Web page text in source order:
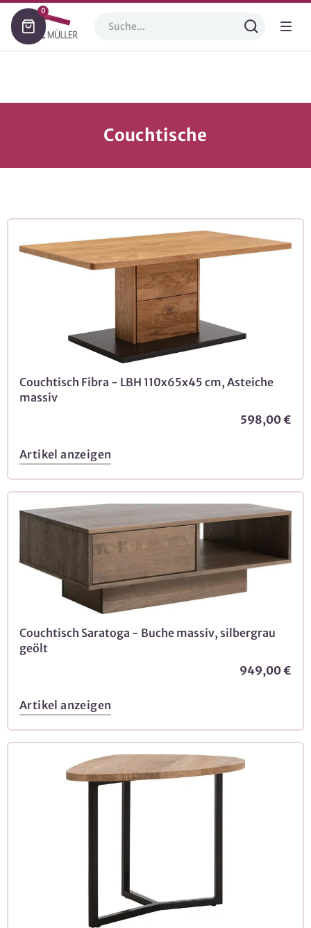
0
Couchtische
Couchtisch Fibra - LBH 110x65x45 cm, Asteiche
massiv
598,00 €
Artikel anzeigen
Couchtisch Saratoga - Buche massiv, silbergrau
geölt
949,00 €
Artikel anzeigen